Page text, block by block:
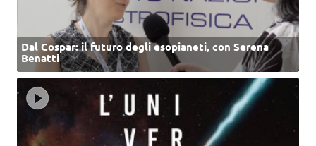
Dal Cospar: il futuro degli esopianeti, con Serena
Benatti